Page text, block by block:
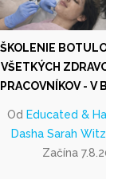
ŠKOLENIE
VŠETKÝCH
PRACOVNÍKOV - V
Od Educated &
Dasha Sarah
Začína